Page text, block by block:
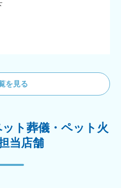
を見る
ト葬儀・ペット火
当店舗